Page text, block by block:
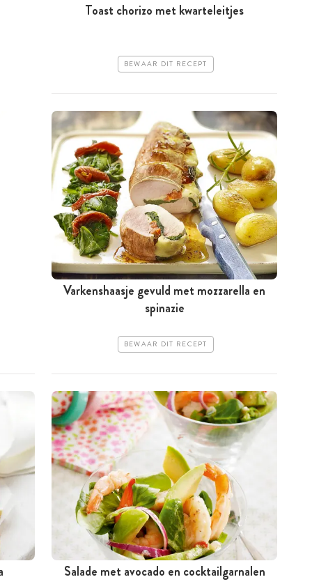
Toast chorizo met kwarteleitjes
BEWAAR DIT RECEPT
Varkenshaasje gevuld met mozzarella en
spinazie
BEWAAR DIT RECEPT
Salade met avocado en cocktailgarnalen